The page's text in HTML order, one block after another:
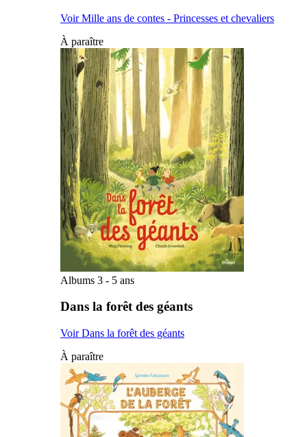
Voir Mille ans de contes - Princesses et chevaliers
À paraître
Albums 3 - 5 ans
Dans la forêt des géants
Voir Dans la forêt des géants
À paraître